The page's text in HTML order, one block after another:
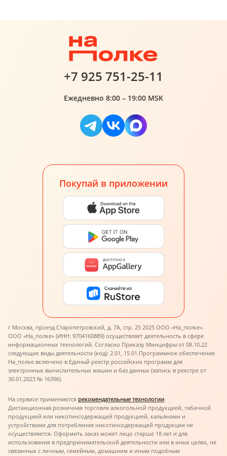
+7 925 751-25-11
Ежедневно 8:00 – 19:00 MSK
Покупай в приложении
г Москва, проезд Старопетровский, д. 7А, стр. 25 2025 ООО «На_полке».
ООО «На_полке» (ИНН: 9704160889) осуществляет деятельность в сфере
информационных технологий. Согласно Приказу Минцифры от 08.10.22
следующие виды деятельности (код): 2.01, 15.01.Программное обеспечение
На_полке включено в Единый реестр российских программ для
электронных вычислительных машин и баз данных (запись в реестре от
30.01.2023 № 16396).
На сервисе применяются рекомендательные технологии.
Дистанционная розничная торговля алкогольной продукцией, табачной
продукцией или никотинсодержащей продукцией, кальянами и
устройствами для потребления никотинсодержащей продукции не
осуществляется. Оформить заказ может лицо старше 18 лет и для
использования в предпринимательской деятельности или в иных целях, не
связанных с личным, семейным, домашним и иным подобным